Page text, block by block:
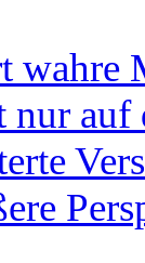
wahre
auf